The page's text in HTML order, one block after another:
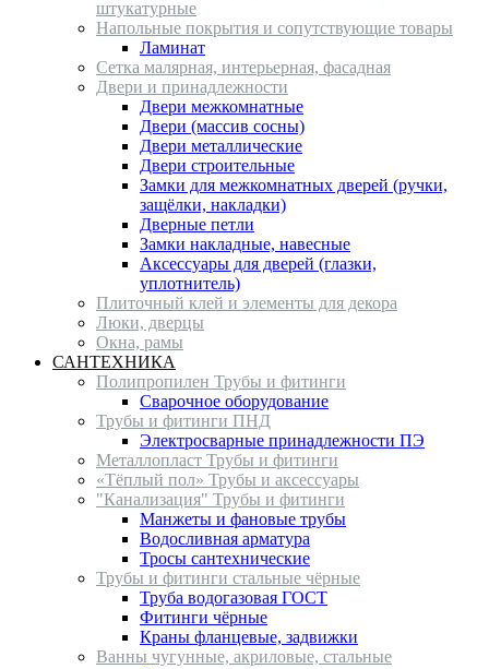
штукатурные
Напольные покрытия и сопутствующие товары
Ламинат
Сетка малярная, интерьерная, фасадная
Двери и принадлежности
Двери межкомнатные
Двери (массив сосны)
Двери металлические
Двери строительные
Замки для межкомнатных дверей (ручки,
защёлки, накладки)
Дверные петли
Замки накладные, навесные
Аксессуары для дверей (глазки,
уплотнитель)
Плиточный клей и элементы для декора
Люки, дверцы
Окна, рамы
САНТЕХНИКА
Полипропилен Трубы и фитинги
Сварочное оборудование
Трубы и фитинги ПНД
Электросварные принадлежности ПЭ
Металлопласт Трубы и фитинги
«Тёплый пол» Трубы и аксессуары
"Канализация" Трубы и фитинги
Манжеты и фановые трубы
Водосливная арматура
Тросы сантехнические
Трубы и фитинги стальные чёрные
Труба водогазовая ГОСТ
Фитинги чёрные
Краны фланцевые, задвижки
Ванны чугунные, акриловые, стальные